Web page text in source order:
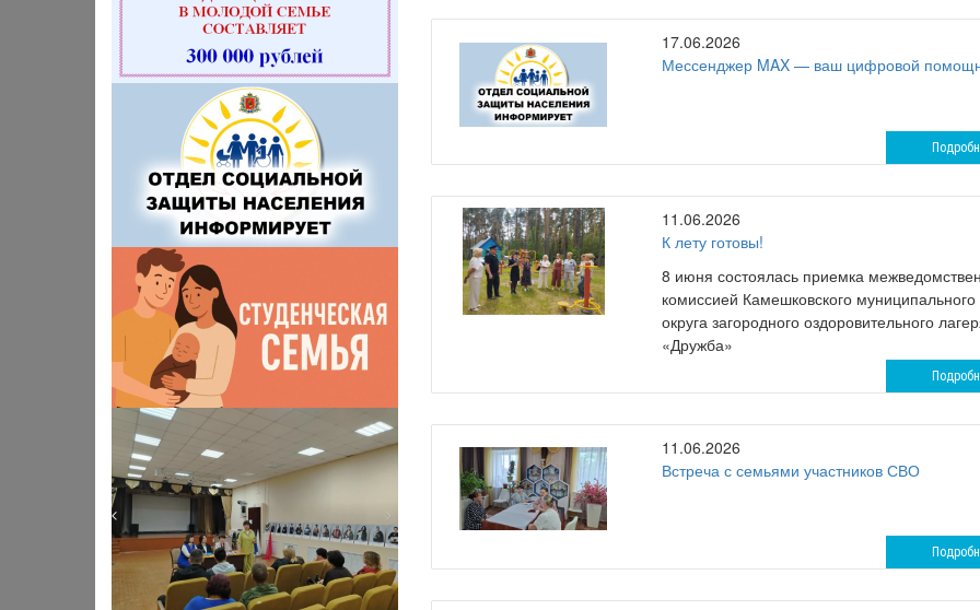
17.06.2026
Мессенджер MAX — ваш цифровой
11.06.2026
К лету готовы!
8 июня состоялась приемка
комиссией Камешковского муниципального
округа загородного оздоровительного
«Дружба»
11.06.2026
Встреча с семьями участников СВО